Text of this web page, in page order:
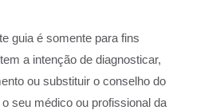
guia é somente para fins
a intenção de diagnosticar,
ou substituir o conselho do
seu médico ou profissional da